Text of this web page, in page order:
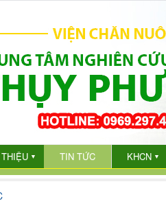
▼ TIN TỨC KHCN ▼